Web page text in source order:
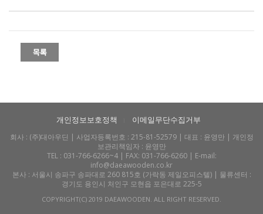
개인정보보호정책 이메일무단수집거부
회사 : (주)대아우딘 | 사업자등록번호 : 215-81-52579 | 대표 : 윤영만 | 개인정
보관리책임자 : 윤영만
TEL : 031-766-6266~4 | FAX: 031-766-6260 | E-mail:
info@daeawooden.co.kr
본사 : 서울시 송파구 송파대로 260 815호 (가락동 제일오피스텔) | 물류센터 :
경기도 용인시 처인구 모현읍 포은대로 225-5
COPYRIGHT(C) 2019 DAEAWOODEN. ALL RIGHT RESERVED.